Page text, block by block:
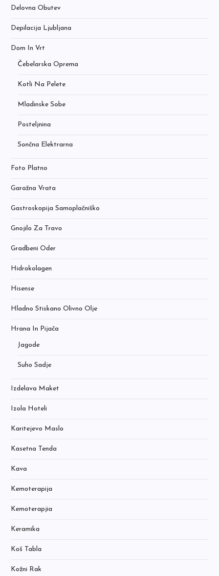
Delovna Obutev
Depilacija Ljubljana
Dom In Vrt
Čebelarska Oprema
Kotli Na Pelete
Mladinske Sobe
Posteljnina
Sončna Elektrarna
Foto Platno
Garažna Vrata
Gastroskopija Samoplačniško
Gnojilo Za Travo
Gradbeni Oder
Hidrokolagen
Hisense
Hladno Stiskano Olivno Olje
Hrana In Pijača
Jagode
Suho Sadje
Izdelava Maket
Izola Hoteli
Karitejevo Maslo
Kasetna Tenda
Kava
Kemoterapija
Kemoterapjia
Keramika
Koš Tabla
Kožni Rak